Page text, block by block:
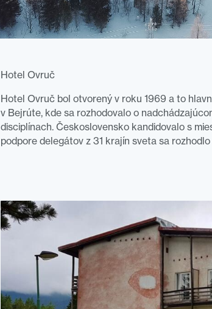
Hotel Ovruč
Hotel Ovruč bol otvorený v roku 1969 a to
v Bejrúte, kde sa rozhodovalo o
disciplínach. Československo kandidovalo s
podpore delegátov z 31 krajín sveta sa